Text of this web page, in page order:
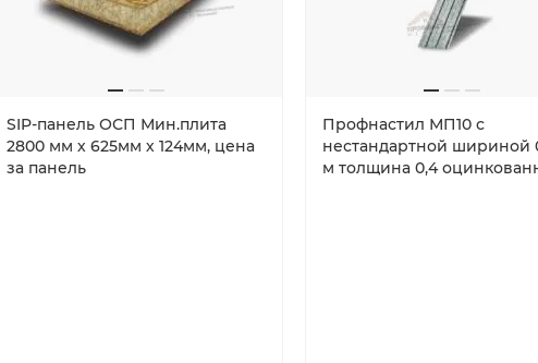
SIP-панель ОСП Мин.плита
2800 мм х 625мм х 124мм, цена
за панель
Профнастил МП10 с
нестандартной шириной
м толщина 0,4